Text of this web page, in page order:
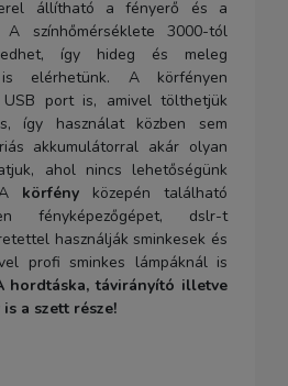
állítható a fényerő és a
A színhőmérséklete 3000-tól
így hideg és meleg
is elérhetünk. A körfényen
port is, amivel tölthetjük
így használat közben sem
akkumulátorral akár olyan
ahol nincs lehetőségünk
körfény közepén található
fényképezőgépet, dslr-t
használják sminkesek és
profi sminkes lámpáknál is
hordtáska, távirányító illetve
a szett része!